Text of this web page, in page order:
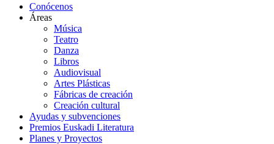
Conócenos
Áreas
Música
Teatro
Danza
Libros
Audiovisual
Artes Plásticas
Fábricas de creación
Creación cultural
Ayudas y subvenciones
Premios Euskadi Literatura
Planes y Proyectos